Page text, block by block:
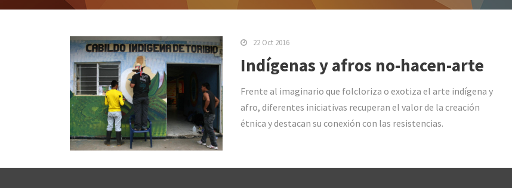
22 Oct 2016
Indígenas y afros no-hacen-arte
Frente al imaginario que folcloriza o exotiza el arte indígena y
afro, diferentes iniciativas recuperan el valor de la creación
étnica y destacan su conexión con las resistencias.